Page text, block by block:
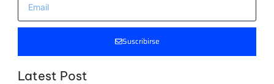
Suscribirse
Latest Post